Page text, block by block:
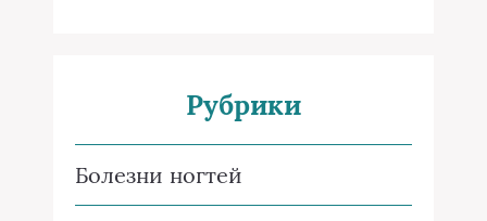
Рубрики
Болезни ногтей